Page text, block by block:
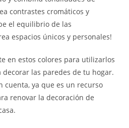
contrastes cromáticos y
el equilibrio de las
espacios únicos y personales!
en estos colores para utilizarlos
las paredes de tu hogar.
cuenta, ya que es un recurso
renovar la decoración de